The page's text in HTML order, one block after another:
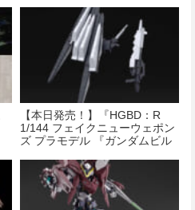
ORIGIN』』
【本日発売！】『HGBD：R
1/144 フェイクニューウェポン
ズ プラモデル 『ガンダムビル